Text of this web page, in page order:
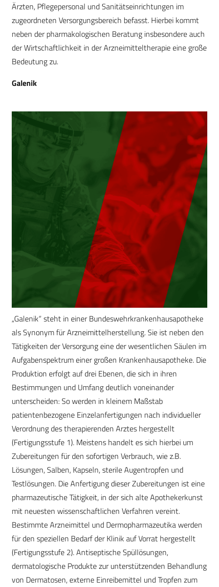
Ärzten, Pflegepersonal und Sanitätseinrichtungen im
zugeordneten Versorgungsbereich befasst. Hierbei kommt
neben der pharmakologischen Beratung insbesondere auch
der Wirtschaftlichkeit in der Arzneimitteltherapie eine große
Bedeutung zu.
Galenik
„Galenik“ steht in einer Bundeswehrkrankenhausapotheke
als Synonym für Arzneimittelherstellung. Sie ist neben den
Tätigkeiten der Versorgung eine der wesentlichen Säulen im
Aufgabenspektrum einer großen Krankenhausapotheke. Die
Produktion erfolgt auf drei Ebenen, die sich in ihren
Bestimmungen und Umfang deutlich voneinander
unterscheiden: So werden in kleinem Maßstab
patientenbezogene Einzelanfertigungen nach individueller
Verordnung des therapierenden Arztes hergestellt
(Fertigungsstufe 1). Meistens handelt es sich hierbei um
Zubereitungen für den sofortigen Verbrauch, wie z.B.
Lösungen, Salben, Kapseln, sterile Augentropfen und
Testlösungen. Die Anfertigung dieser Zubereitungen ist eine
pharmazeutische Tätigkeit, in der sich alte Apothekerkunst
mit neuesten wissenschaftlichen Verfahren vereint.
Bestimmte Arzneimittel und Dermopharmazeutika werden
für den speziellen Bedarf der Klinik auf Vorrat hergestellt
(Fertigungsstufe 2). Antiseptische Spüllösungen,
dermatologische Produkte zur unterstützenden Behandlung
von Dermatosen, externe Einreibemittel und Tropfen zum